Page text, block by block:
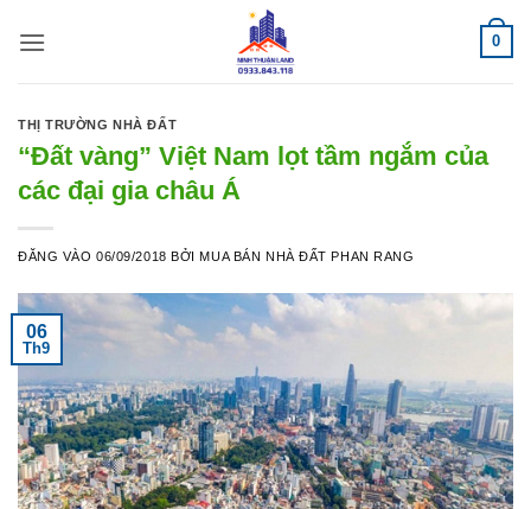
qua
0
THỊ TRƯỜNG NHÀ ĐẤT
“Đất vàng” Việt Nam lọt tầm ngắm của
các đại gia châu Á
ĐĂNG VÀO06/09/2018 BỞI MUA BÁN NHÀ ĐẤT PHAN RANG
06
Th9